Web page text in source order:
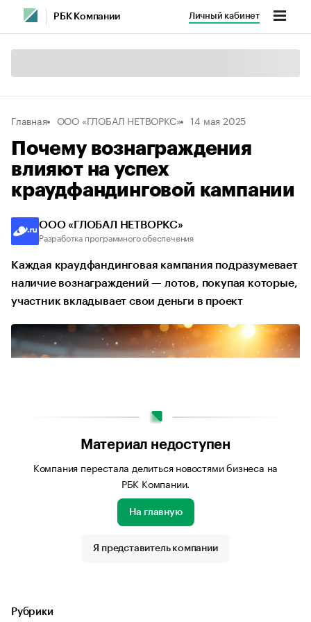
РБК Компании Личный кабинет
Главная ООО «ГЛОБАЛ НЕТВОРКС» 14 мая 2025
Почему вознаграждения
влияют на успех
краудфандинговой кампании
ООО «ГЛОБАЛ НЕТВОРКС»
Разработка программного обеспечения
Каждая краудфандинговая кампания подразумевает
наличие вознаграждений — лотов, покупая которые,
участник вкладывает свои деньги в проект
Источник изображения: Freepik.com
Материал недоступен
Компания перестала делиться новостями бизнеса на
РБК Компании.
На главную
Я представитель компании
Рубрики